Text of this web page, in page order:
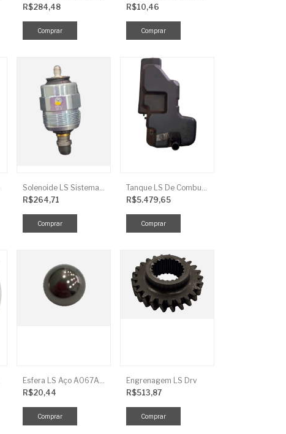
R$284,48
R$10,46
Solenoide LS Sistema De Combustivel Q1250156
R$264,71
Tanque LS De Combustivel TRG040
R$5.479,65
Esfera LS Aço A067A006
R$20,44
Engrenagem LS Drv
R$513,87